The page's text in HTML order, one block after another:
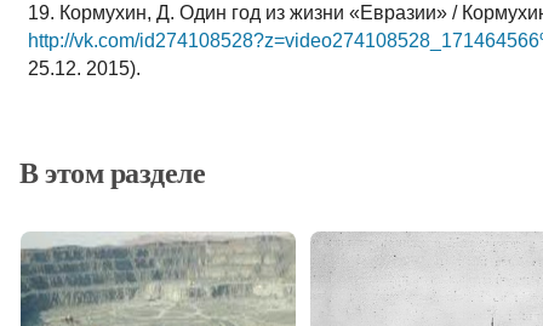
19. Кормухин, Д. Один год из жизни «Евразии» /
http://vk.com/
25.12. 2015).
В этом разделе